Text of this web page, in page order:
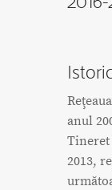
anul
Tineret
2013,